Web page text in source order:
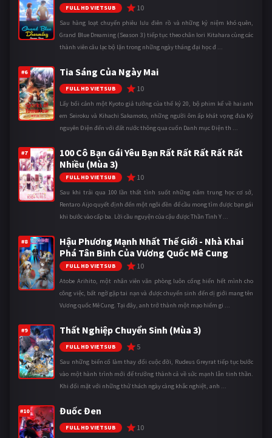
FULL HD VIETSUB 10
Sau hàng loạt chuyến phiêu lưu điên rồ và những kỷ niệm khó quên,
Grand Blue Dreaming (Season 3) tiếp tục theo chân Iori Kitahara cùng các
thành viên câu lạc bộ lặn trong những ngày tháng đại học đ ...
#6 Tia Sáng Của Ngày Mai
FULL HD VIETSUB 10
Lấy bối cảnh một Kyoto giả tưởng của thế kỷ 20, bộ phim kể về hai anh
em Seiroku và Kihachi Sakamoto, những người ôm ấp khát vọng đưa Kỷ
nguyên Điện đến với đất nước thông qua cuốn Danh mục Điện th ...
#7
100 Cô Bạn Gái Yêu Bạn Rất Rất Rất Rất Rất
Nhiều (Mùa 3)
FULL HD VIETSUB 10
Sau khi trải qua 100 lần thất tình suốt những năm trung học cơ sở,
Rentaro Aijo quyết định đến một ngôi đền để cầu mong tìm được bạn gái
khi bước vào cấp ba. Lời cầu nguyện của cậu được Thần Tình Y ...
#8
Hậu Phương Mạnh Nhất Thế Giới - Nhà Khai
Phá Tân Binh Của Vương Quốc Mê Cung
FULL HD VIETSUB 10
Atobe Arihito, một nhân viên văn phòng luôn cống hiến hết mình cho
công việc, bất ngờ gặp tai nạn và được chuyển sinh đến dị giới mang tên
Vương quốc Mê Cung. Tại đây, anh trở thành một mạo hiểm gi ...
#9 Thất Nghiệp Chuyển Sinh (Mùa 3)
FULL HD VIETSUB 5
Sau những biến cố làm thay đổi cuộc đời, Rudeus Greyrat tiếp tục bước
vào một hành trình mới để trưởng thành cả về sức mạnh lẫn tinh thần.
Khi đối mặt với những thử thách ngày càng khắc nghiệt, anh ...
#10 Đuốc Đen
FULL HD VIETSUB 10